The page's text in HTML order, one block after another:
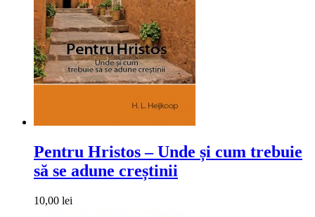
Pentru Hristos – Unde și cum trebuie
să se adune creștinii
10,00 lei